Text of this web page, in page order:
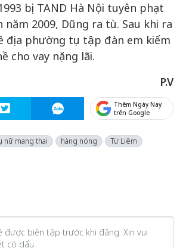
bị TAND Hà Nội tuyên phạt
năm 2009, Dũng ra tù. Sau khi ra
địa phường tụ tập đàn em kiếm
cho vay nặng lãi.
P.V
Thêm Ngày Nay
trên Google
nữ mang thai hàng nóng
Từ Liêm